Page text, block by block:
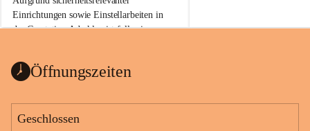
Einrichtungen sowie Einstellarbeiten in
der Gasstation Aderklaa ist fallweise
kommenden Tagen und Wochen wird
sein.
Die OMV Austria ist bemüht, für die
Öffnungszeiten
Geschlossen